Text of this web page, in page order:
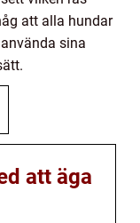
att alla hundar
sina
att äga